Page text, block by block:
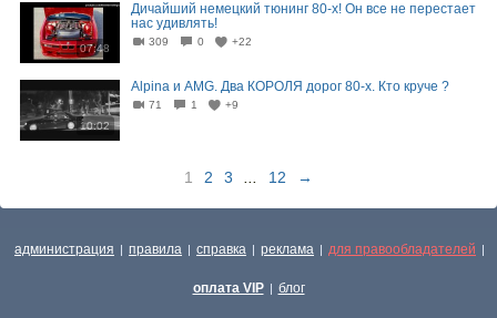
07:48
Дичайший немецкий тюнинг 80-х! Он все не перестает
нас удивлять!
309 0 +22
10:02
Alpina и AMG. Два КОРОЛЯ дорог 80-х. Кто круче ?
71 1 +9
1 2 3 12 →
администрация | правила | справка | реклама | для правообладателей |
оплата VIP | блог